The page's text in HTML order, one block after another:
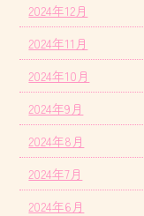
2024年12月
2024年11月
2024年10月
2024年9月
2024年8月
2024年7月
2024年6月